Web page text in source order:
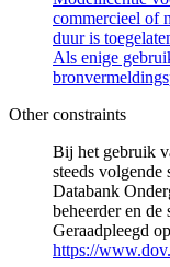
commercieel of
duur is
Als enige
Other constraints
Bij het gebruik
steeds volgende
Databank
beheerder en de
Geraadpleegd
https://